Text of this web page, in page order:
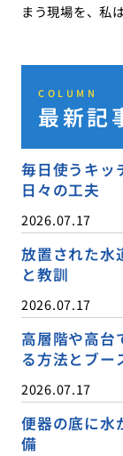
まう現場を、私
COLUMN
最新記
毎日使うキッ
日々の工夫
2026.07.17
放置された水
と教訓
2026.07.17
高層階や高台
る方法とブー
2026.07.17
便器の底に水
備